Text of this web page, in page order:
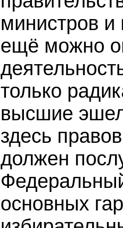
министров и
ещё можно
только
высшие
здесь
должен
основных